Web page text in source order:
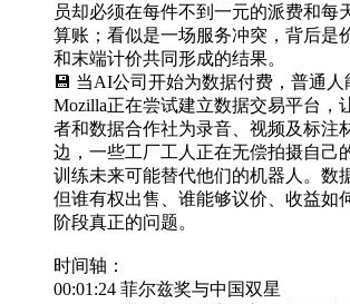
员却必须在每件不到一元的派费和每
算账；看似是一场服务冲突，背后是
和末端计价共同形成的结果。
💾 当AI公司开始为数据付费，普通人
Mozilla正在尝试建立数据交易平台，
者和数据合作社为录音、视频及标注
边，一些工厂工人正在无偿拍摄自己
训练未来可能替代他们的机器人。数
但谁有权出售、谁能够议价、收益如
阶段真正的问题。
时间轴：
00:01:24 菲尔兹奖与中国双星